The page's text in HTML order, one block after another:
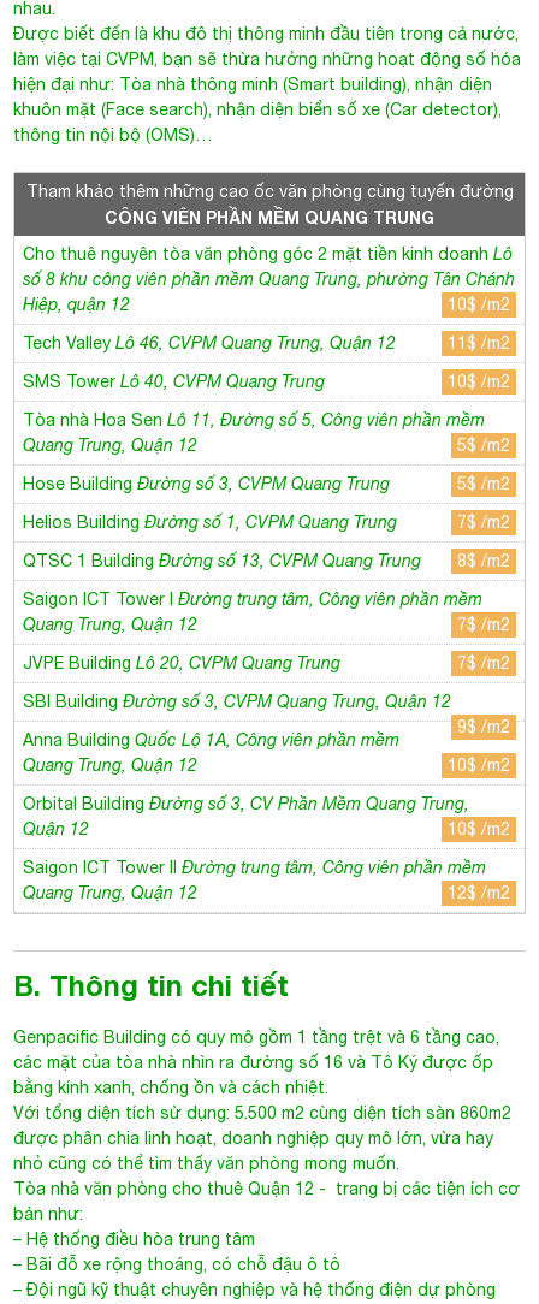
nhau.
Được biết đến là khu đô thị thông minh đầu tiên trong cả nước,
làm việc tại CVPM, bạn sẽ thừa hưởng những hoạt động số hóa
hiện đại như: Tòa nhà thông minh (Smart building), nhận diện
khuôn mặt (Face search), nhận diện biển số xe (Car detector),
thông tin nội bộ (OMS)…
Tham khảo thêm những cao ốc văn phòng cùng tuyến đường
CÔNG VIÊN PHẦN MỀM QUANG TRUNG
Cho thuê nguyên tòa văn phòng góc 2 mặt tiền kinh doanhLô
số 8 khu công viên phần mềm Quang Trung, phường Tân Chánh
Hiệp, quận 12
10$ /m2
Tech ValleyLô 46, CVPM Quang Trung, Quận 12
11$ /m2
SMS TowerLô 40, CVPM Quang Trung
10$ /m2
Tòa nhà Hoa SenLô 11, Đường số 5, Công viên phần mềm
Quang Trung, Quận 12
5$ /m2
Hose BuildingĐường số 3, CVPM Quang Trung
5$ /m2
Helios BuildingĐường số 1, CVPM Quang Trung
7$ /m2
QTSC 1 BuildingĐường số 13, CVPM Quang Trung
8$ /m2
Saigon ICT Tower IĐường trung tâm, Công viên phần mềm
Quang Trung, Quận 12
7$ /m2
JVPE BuildingLô 20, CVPM Quang Trung
7$ /m2
SBI BuildingĐường số 3, CVPM Quang Trung, Quận 12
9$ /m2
Anna BuildingQuốc Lộ 1A, Công viên phần mềm
Quang Trung, Quận 12
10$ /m2
Orbital BuildingĐường số 3, CV Phần Mềm Quang Trung,
Quận 12
10$ /m2
Saigon ICT Tower IIĐường trung tâm, Công viên phần mềm
Quang Trung, Quận 12
12$ /m2
B. Thông tin chi tiết
Genpacific Building có quy mô gồm 1 tầng trệt và 6 tầng cao,
các mặt của tòa nhà nhìn ra đường số 16 và Tô Ký được ốp
bằng kính xanh, chống ồn và cách nhiệt.
Với tổng diện tích sử dụng: 5.500 m2 cùng diện tích sàn 860m2
được phân chia linh hoạt, doanh nghiệp quy mô lớn, vừa hay
nhỏ cũng có thể tìm thấy văn phòng mong muốn.
Tòa nhà văn phòng cho thuê Quận 12 - trang bị các tiện ích cơ
bản như:
– Hệ thống điều hòa trung tâm
– Bãi đỗ xe rộng thoáng, có chỗ đậu ô tô
– Đội ngũ kỹ thuật chuyên nghiệp và hệ thống điện dự phòng